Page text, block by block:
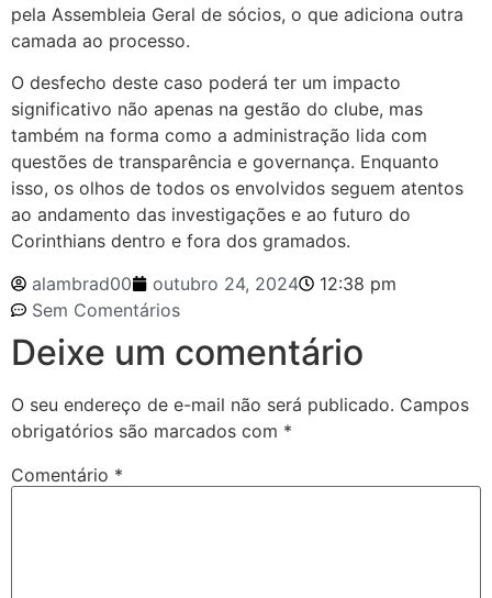
pela Assembleia Geral de sócios, o que adiciona outra
camada ao processo.
O desfecho deste caso poderá ter um impacto
significativo não apenas na gestão do clube, mas
também na forma como a administração lida com
questões de transparência e governança. Enquanto
isso, os olhos de todos os envolvidos seguem atentos
ao andamento das investigações e ao futuro do
Corinthians dentro e fora dos gramados.
alambrad00
outubro 24, 2024
12:38 pm
Sem Comentários
Deixe um comentário
O seu endereço de e-mail não será publicado. Campos
obrigatórios são marcados com *
Comentário *